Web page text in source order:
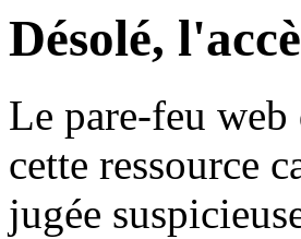
Désolé,
Le pare-feu web
cette ressource
jugée